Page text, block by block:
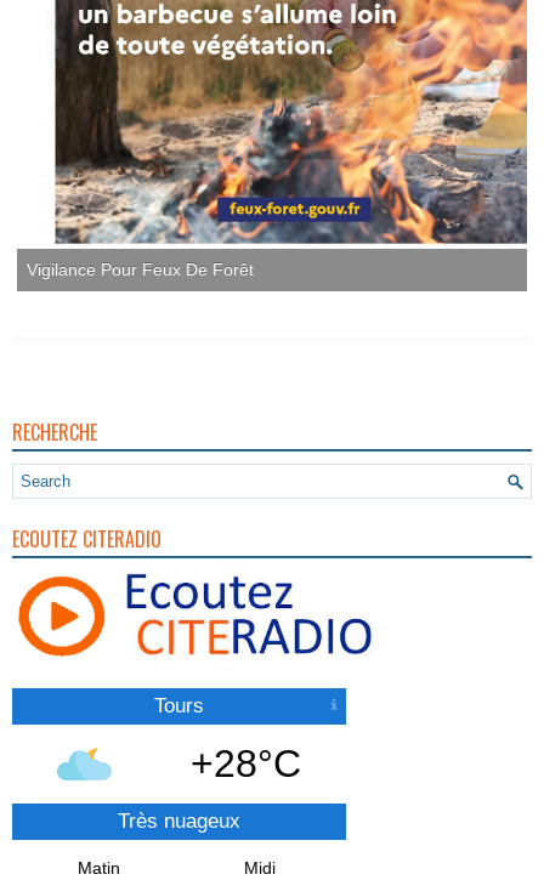
RECHERCHE
ECOUTEZ CITERADIO
Tours
+28°C
Très nuageux
Matin Midi